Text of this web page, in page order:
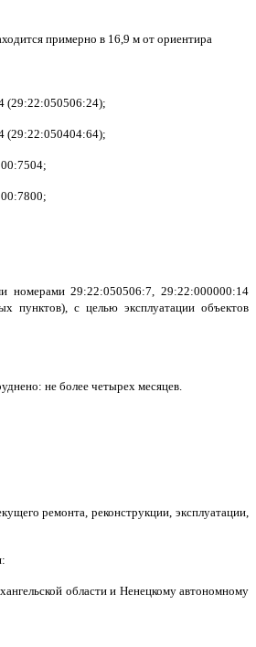
примерно в 16,9 м от ориентира
(29:22:050506:24);
(29:22:050404:64);
номерами 29:22:050506:7, 29:22:000000:14
пунктов), с целью эксплуатации объектов
не более четырех месяцев.
ремонта, реконструкции, эксплуатации,
области и Ненецкому автономному